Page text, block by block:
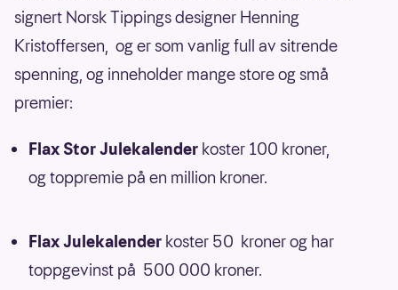
signert Norsk Tippings designer Henning
Kristoffersen, og er som vanlig full av sitrende
spenning, og inneholder mange store og små
premier:
Flax Stor Julekalender koster 100 kroner,
og toppremie på en million kroner.
Flax Julekalender koster 50 kroner og har
toppgevinst på 500 000 kroner.